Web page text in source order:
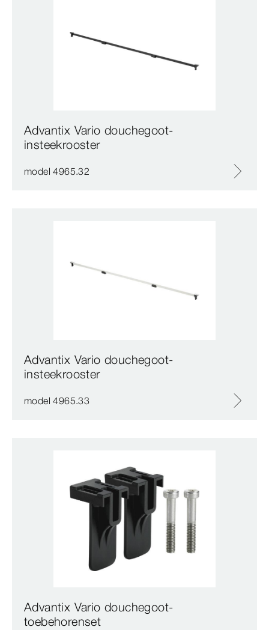
Advantix Vario douchegoot-
insteekrooster
model 4965.32
Advantix Vario douchegoot-
insteekrooster
model 4965.33
Advantix Vario douchegoot-
toebehorenset